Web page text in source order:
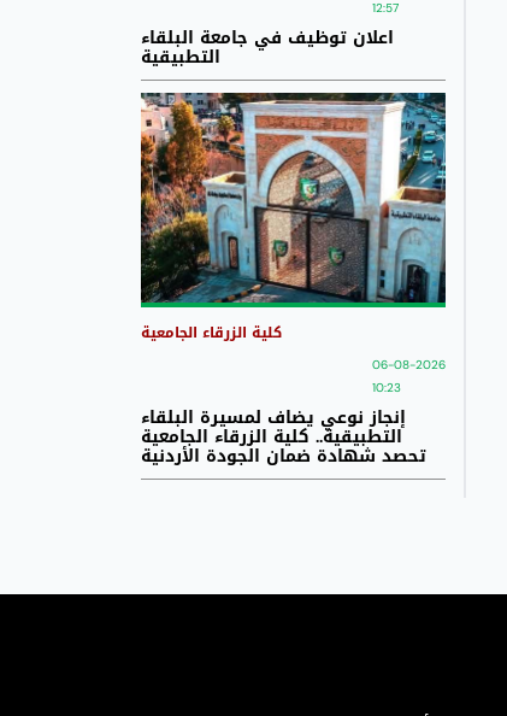
12:57
اعلان توظيف في جامعة البلقاء
التطبيقية
كلية الزرقاء الجامعية
06-08-2026
10:23
إنجاز نوعي يضاف لمسيرة البلقاء
التطبيقية.. كلية الزرقاء الجامعية
تحصد شهادة ضمان الجودة الأردنية